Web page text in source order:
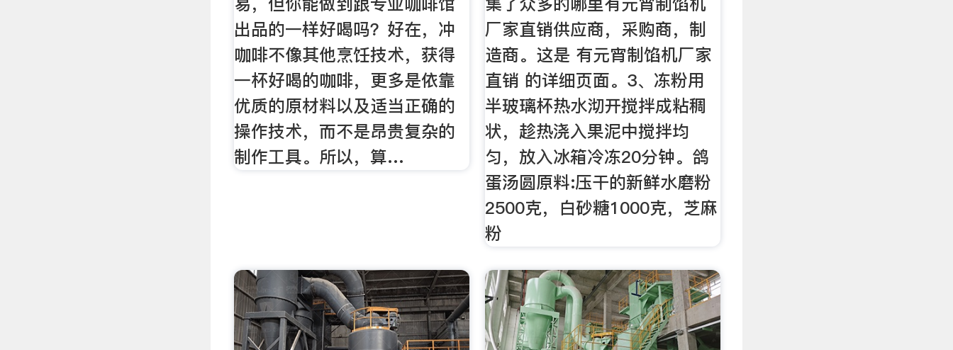
出品的一样好喝吗？好在，冲
咖啡不像其他烹饪技术，获得
一杯好喝的咖啡，更多是依靠
优质的原材料以及适当正确的
操作技术，而不是昂贵复杂的
制作工具。所以，算…
厂家直销供应商，采购商，制
造商。这是 有元宵制馅机厂家
直销 的详细页面。3、冻粉用
半玻璃杯热水沏开搅拌成粘稠
状，趁热浇入果泥中搅拌均
匀，放入冰箱冷冻20分钟。鸽
蛋汤圆原料:压干的新鲜水磨粉
2500克，白砂糖1000克，芝麻
粉